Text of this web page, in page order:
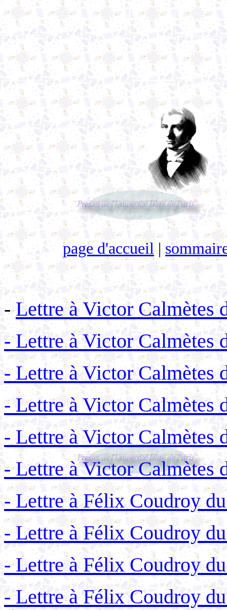
page d'accueil |
-Lettre à Victor Calmètes
- Lettre à Victor Calmètes
- Lettre à Victor Calmètes
- Lettre à Victor Calmètes
- Lettre à Victor Calmètes
- Lettre à Victor Calmètes
- Lettre à Félix Coudroy
- Lettre à Félix Coudroy
- Lettre à Félix Coudroy
- Lettre à Félix Coudroy